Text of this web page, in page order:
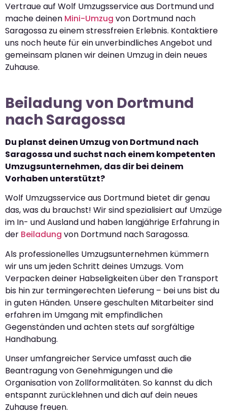
Vertraue auf Wolf Umzugsservice aus Dortmund und
mache deinen Mini-Umzug von Dortmund nach
Saragossa zu einem stressfreien Erlebnis. Kontaktiere
uns noch heute für ein unverbindliches Angebot und
gemeinsam planen wir deinen Umzug in dein neues
Zuhause.
Beiladung von Dortmund
nach Saragossa
Du planst deinen Umzug von Dortmund nach
Saragossa und suchst nach einem kompetenten
Umzugsunternehmen, das dir bei deinem
Vorhaben unterstützt?
Wolf Umzugsservice aus Dortmund bietet dir genau
das, was du brauchst! Wir sind spezialisiert auf Umzüge
im In- und Ausland und haben langjährige Erfahrung in
der Beiladung von Dortmund nach Saragossa.
Als professionelles Umzugsunternehmen kümmern
wir uns um jeden Schritt deines Umzugs. Vom
Verpacken deiner Habseligkeiten über den Transport
bis hin zur termingerechten Lieferung – bei uns bist du
in guten Händen. Unsere geschulten Mitarbeiter sind
erfahren im Umgang mit empfindlichen
Gegenständen und achten stets auf sorgfältige
Handhabung.
Unser umfangreicher Service umfasst auch die
Beantragung von Genehmigungen und die
Organisation von Zollformalitäten. So kannst du dich
entspannt zurücklehnen und dich auf dein neues
Zuhause freuen.